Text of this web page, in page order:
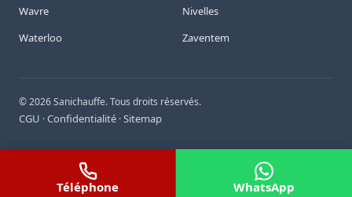
Wavre
Nivelles
Waterloo
Zaventem
©2026Sanichauffe. Tous droits réservés.
CGU ·Confidentialité ·Sitemap